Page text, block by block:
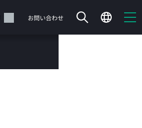
お問い合わせ